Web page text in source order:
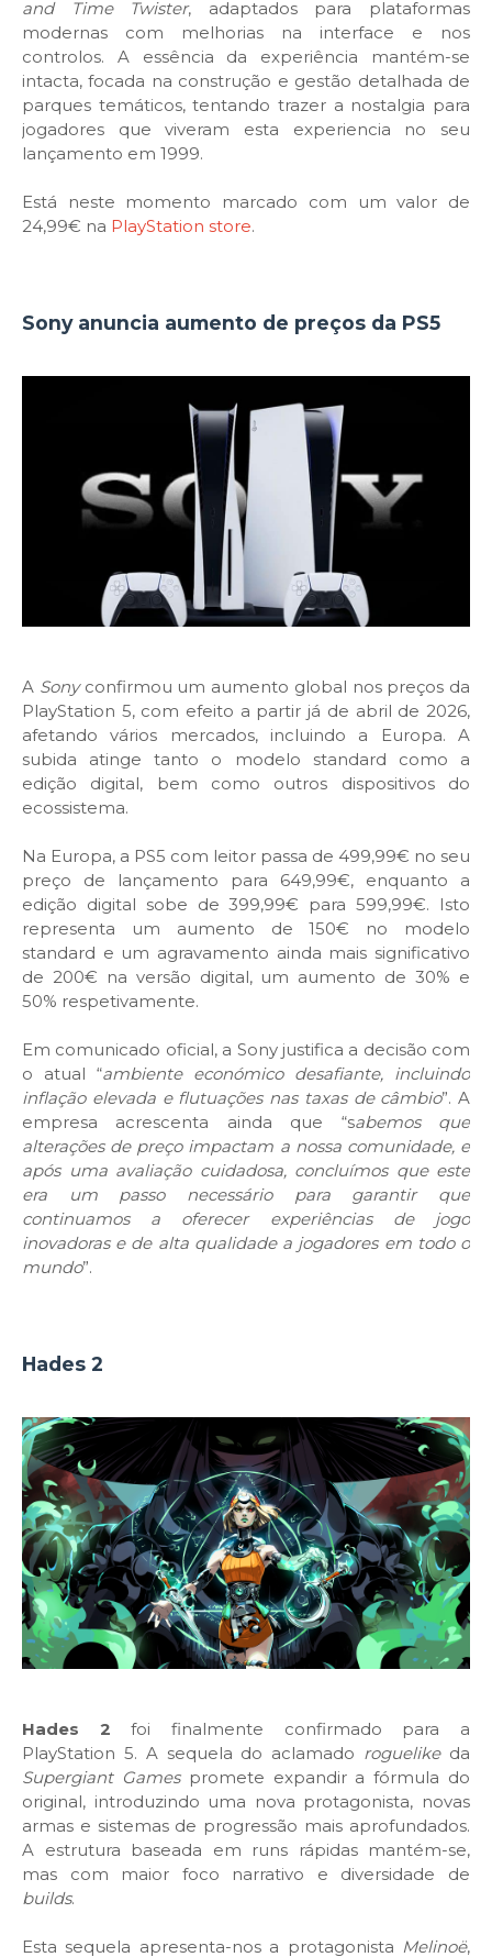
and Time Twister, adaptados para plataformas
modernas com melhorias na interface e nos
controlos. A essência da experiência mantém-se
intacta, focada na construção e gestão detalhada de
parques temáticos, tentando trazer a nostalgia para
jogadores que viveram esta experiencia no seu
lançamento em 1999.
Está neste momento marcado com um valor de
24,99€ na PlayStation store.
Sony anuncia aumento de preços da PS5
A Sony confirmou um aumento global nos preços da
PlayStation 5, com efeito a partir já de abril de 2026,
afetando vários mercados, incluindo a Europa. A
subida atinge tanto o modelo standard como a
edição digital, bem como outros dispositivos do
ecossistema.
Na Europa, a PS5 com leitor passa de 499,99€ no seu
preço de lançamento para 649,99€, enquanto a
edição digital sobe de 399,99€ para 599,99€. Isto
representa um aumento de 150€ no modelo
standard e um agravamento ainda mais significativo
de 200€ na versão digital, um aumento de 30% e
50% respetivamente.
Em comunicado oficial, a Sony justifica a decisão com
o atual “ambiente económico desafiante, incluindo
inflação elevada e flutuações nas taxas de câmbio”. A
empresa acrescenta ainda que “sabemos que
alterações de preço impactam a nossa comunidade, e
após uma avaliação cuidadosa, concluímos que este
era um passo necessário para garantir que
continuamos a oferecer experiências de jogo
inovadoras e de alta qualidade a jogadores em todo o
mundo”.
Hades 2
Hades 2foi finalmente confirmado para a
PlayStation 5. A sequela do aclamado roguelike da
Supergiant Gamespromete expandir a fórmula do
original, introduzindo uma nova protagonista, novas
armas e sistemas de progressão mais aprofundados.
A estrutura baseada em runs rápidas mantém-se,
mas com maior foco narrativo e diversidade de
builds.
Esta sequela apresenta-nos a protagonista Melinoë,